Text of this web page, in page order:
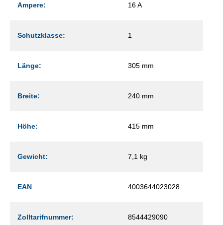
Ampere: 16 A
Schutzklasse: 1
Länge: 305 mm
Breite: 240 mm
Höhe: 415 mm
Gewicht: 7,1 kg
EAN 4003644023028
Zolltarifnummer: 8544429090